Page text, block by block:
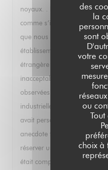
des
la
sont
votre
ou
Tout
choix à
noyaux. . Le Paris Brest
comme s’il avait été préparé
que nous sommes au mois
établissement travaille
étrangère moins exigeante
inacceptable. Cela fait suite
observées lors de mes
industrielle avec un homard
avait personne pour faire la
anecdote très instructive :
réserver une table et il m’a
était complet. Ayant